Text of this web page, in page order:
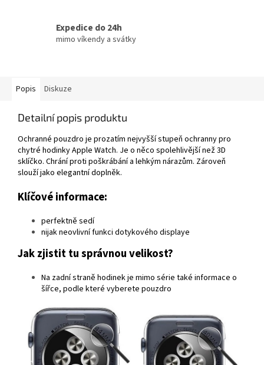
Expedice do 24h
mimo víkendy a svátky
Popis Diskuze
Detailní popis produktu
Ochranné pouzdro je prozatím nejvyšší stupeň ochranny pro
chytré hodinky Apple Watch. Je o něco spolehlivější než 3D
sklíčko. Chrání proti poškrábání a lehkým nárazům. Zároveň
slouží jako elegantní doplněk.
Klíčové informace:
perfektně sedí
nijak neovlivní funkci dotykového displaye
Jak zjistit tu správnou velikost?
Na zadní straně hodinek je mimo série také informace o
šířce, podle které vyberete pouzdro